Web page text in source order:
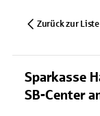
Zurück zur Liste
Sparkasse
SB-Center